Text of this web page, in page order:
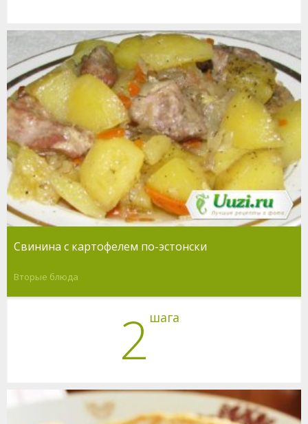
Свинина с картофелем по-эстонски
Вторые блюда
2 шага